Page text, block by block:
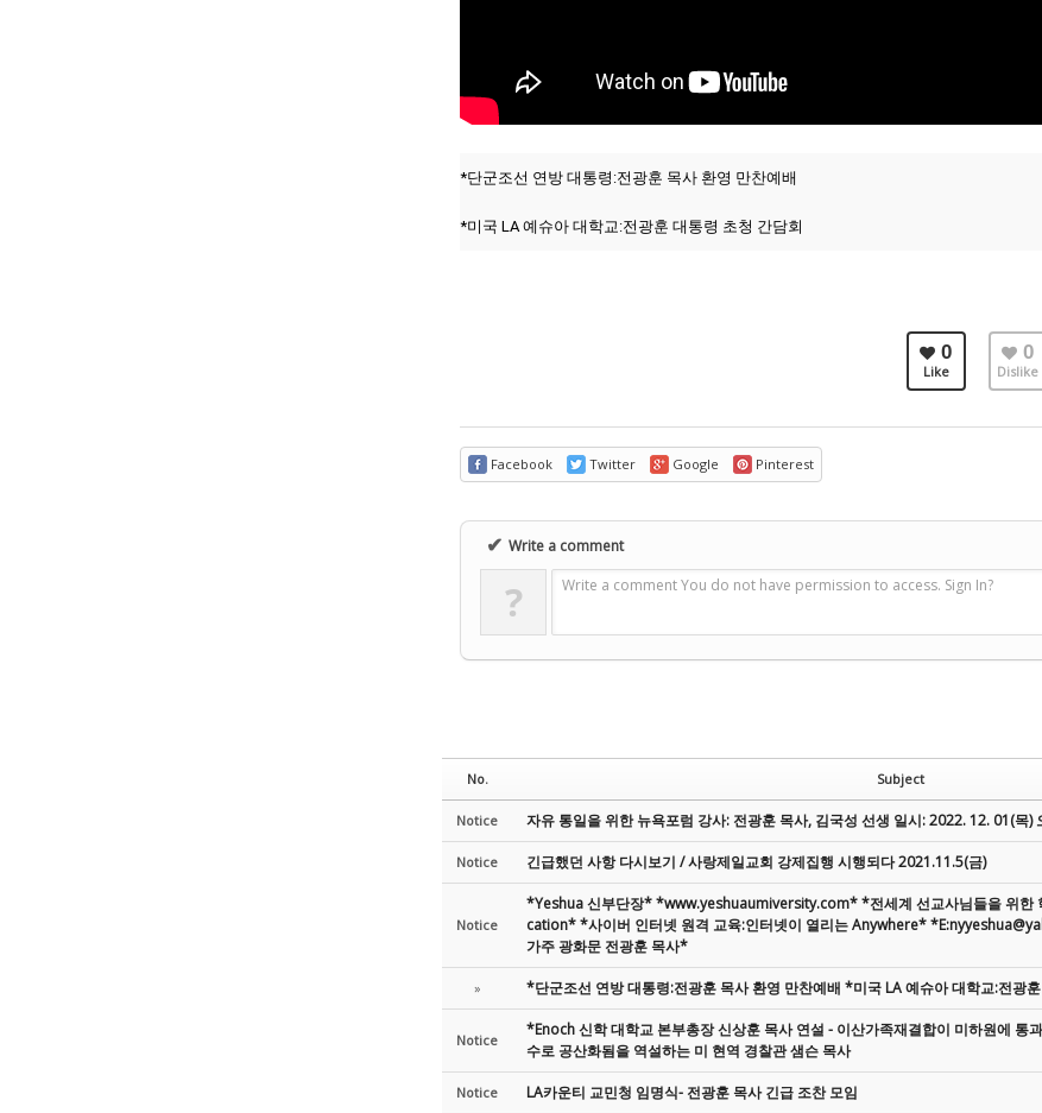
*단군조선 연방 대통령:전광훈 목사 환영 만찬예배
*미국 LA 예슈아 대학교:전광훈 대통령 초청 간담회
0
Like
0
Dislike
Facebook Twitter Google Pinterest
✔ Write a comment
? Write a comment You do not have permission to access. Sign In?
No. Subject
Notice 자유 통일을 위한 뉴욕포럼 강사: 전광훈 목사, 김국성 선생 일시: 2022. 12. 01(목)
Notice 긴급했던 사항 다시보기 / 사랑제일교회 강제집행 시행되다 2021.11.5(금)
Notice
*Yeshua 신부단장* *www.yeshuaumiversity.com* *전세계 선교사님들을 위
cation* *사이버 인터넷 원격 교육:인터넷이 열리는 Anywhere*
가주 광화문 전광훈 목사*
» *단군조선 연방 대통령:전광훈 목사 환영 만찬예배 *미국 LA 예슈아 대학교:전광
Notice
*Enoch 신학 대학교 본부총장 신상훈 목사 연설 - 이산가족재결합이 미하원에 통
수로 공산화됨을 역설하는 미 현역 경찰관 샘슨 목사
Notice LA카운티 교민청 임명식- 전광훈 목사 긴급 조찬 모임